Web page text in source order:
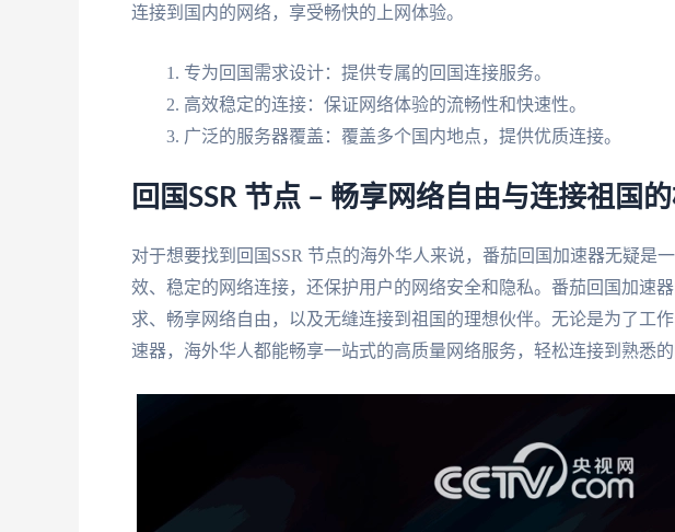
连接到国内的网络，享受畅快的上网体验。
专为回国需求设计：提供专属的回国连接服务。
高效稳定的连接：保证网络体验的流畅性和快速性。
广泛的服务器覆盖：覆盖多个国内地点，提供优质连接。
回国SSR 节点 – 畅享网络自由与连接祖国
对于想要找到回国SSR 节点的海外华人来说，番茄回国加速器无疑是
效、稳定的网络连接，还保护用户的网络安全和隐私。番茄回国加速
求、畅享网络自由，以及无缝连接到祖国的理想伙伴。无论是为了工
速器，海外华人都能畅享一站式的高质量网络服务，轻松连接到熟悉